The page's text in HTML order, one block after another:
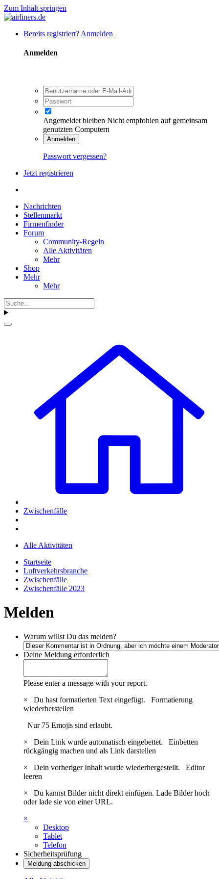
Zum Inhalt springen
Bereits registriert? Anmelden
Anmelden
Angemeldet bleiben Nicht empfohlen auf gemeinsam
genutzten Computern
Anmelden
Passwort vergessen?
Jetzt registrieren
Nachrichten
Stellenmarkt
Firmenfinder
Forum
Community-Regeln
Alle Aktivitäten
Mehr
Shop
Mehr
Mehr
Zwischenfälle
Alle Aktivitäten
Startseite
Luftverkehrsbranche
Zwischenfälle
Zwischenfälle 2023
Melden
Warum willst Du das melden?
Deine Meldung erforderlich
Please enter a message with your report.
×
Du hast formatierten Text eingefügt. Formatierung
wiederherstellen
Nur 75 Emojis sind erlaubt.
×
Dein Link wurde automatisch eingebettet. Einbetten
rückgängig machen und als Link darstellen
×
Dein vorheriger Inhalt wurde wiederhergestellt. Editor
leeren
×
Du kannst Bilder nicht direkt einfügen. Lade Bilder hoch
oder lade sie von einer URL.
×
Desktop
Tablet
Telefon
Sicherheitsprüfung
Meldung abschicken